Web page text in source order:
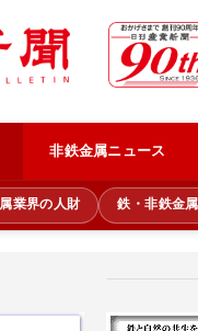
非鉄金属ニュース
業界の人財 鉄・非鉄金